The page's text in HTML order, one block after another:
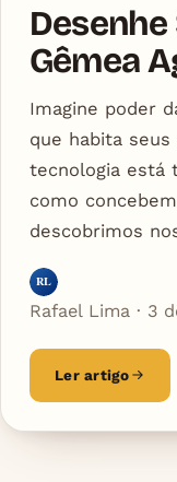
Gêmea
Imagine poder
que habita seus
tecnologia está
como
descobrimos
RL
Rafael Lima · 3
Ler artigo